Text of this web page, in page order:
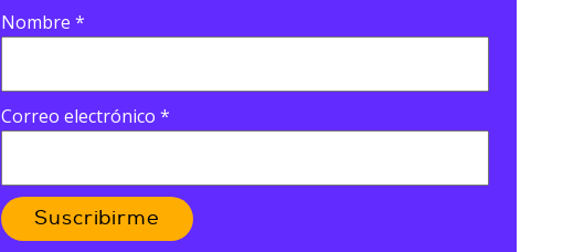
Nombre *
Correo electrónico *
Suscribirme